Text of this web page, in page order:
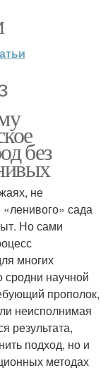
без
не
сада
Но сами
многих
сродни научной
прополок,
неисполнимая
результата,
подход, но и
методах